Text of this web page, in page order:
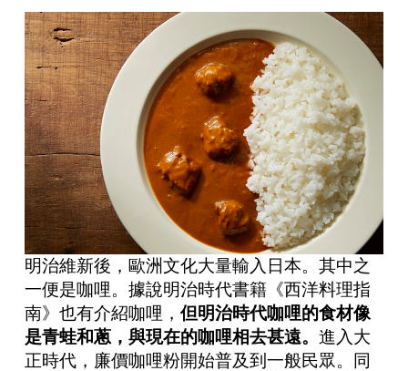
明治維新後，歐洲文化大量輸入日本。其中之
一便是咖哩。據說明治時代書籍《西洋料理指
南》也有介紹咖哩， 但明治時代咖哩的食材像
是青蛙和蔥，與現在的咖哩相去甚遠。 進入大
正時代，廉價咖哩粉開始普及到一般民眾。同